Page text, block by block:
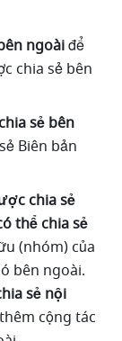
ngoài để
chia sẻ bên
sẻ bên
Biên bản
chia sẻ
thể chia sẻ
(nhóm) của
bên ngoài.
sẻ nội
cộng tác